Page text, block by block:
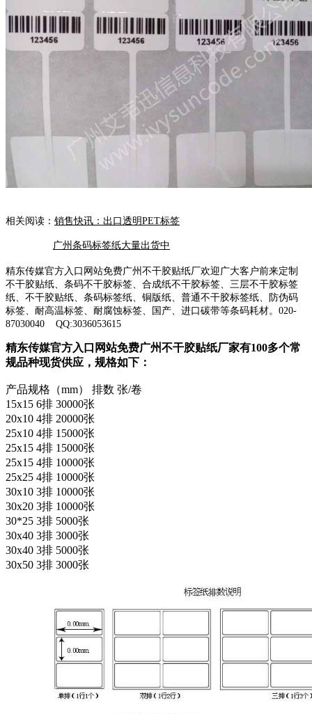
相关阅读： 销售快讯：出口透明PET标签
广州条码标签纸大量出货中
精东传媒官方入口网站免费广州不干胶贴纸厂欢迎广大客户前来定制
不干胶贴纸、条码不干胶标签、合成纸不干胶标签、三层不干胶标签
纸、不干胶贴纸、条码标签纸、铜版纸、普通不干胶标签纸、防伪码
标签、耐高温标签、耐腐蚀标签、国产、进口碳带等条码耗材。020-
87030040 QQ:3036053615
精东传媒官方入口网站免费广州不干胶贴纸厂家有100多个常
规品种现货供应，规格如下：
产品规格（mm） 排数 张/卷
15x15 6排 30000张
20x10 4排 20000张
25x10 4排 15000张
25x15 4排 15000张
25x15 4排 10000张
25x25 4排 10000张
30x10 3排 10000张
30x20 3排 10000张
30*25 3排 5000张
30x40 3排 3000张
30x40 3排 5000张
30x50 3排 3000张